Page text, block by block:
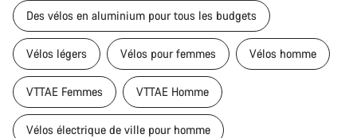
Des vélos en aluminium pour tous les budgets
Vélos légers Vélos pour femmes Vélos homme
VTTAE Femmes VTTAE Homme
Vélos électrique de ville pour homme